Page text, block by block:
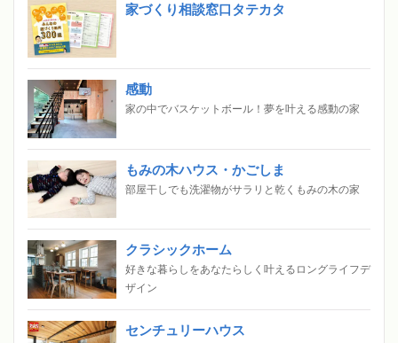
家づくり相談窓口タテカタ
感動
家の中でバスケットボール！夢を叶える感動の家
もみの木ハウス・かごしま
部屋干しでも洗濯物がサラリと乾くもみの木の家
クラシックホーム
好きな暮らしをあなたらしく叶えるロングライフデ
ザイン
センチュリーハウス